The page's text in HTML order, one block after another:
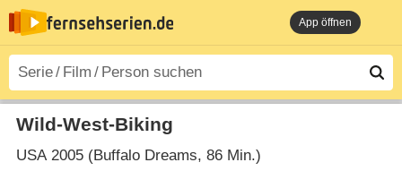
App öffnen
Wild-West-Biking
USA2005 (Buffalo Dreams‎, 86 Min.)